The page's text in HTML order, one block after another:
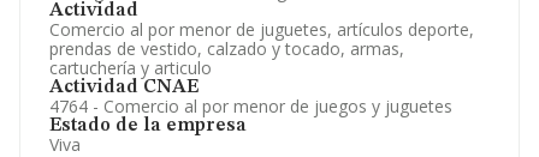
Actividad
Comercio al por menor de juguetes, artículos deporte,
prendas de vestido, calzado y tocado, armas,
cartuchería y articulo
Actividad CNAE
4764 - Comercio al por menor de juegos y juguetes
Estado de la empresa
Viva